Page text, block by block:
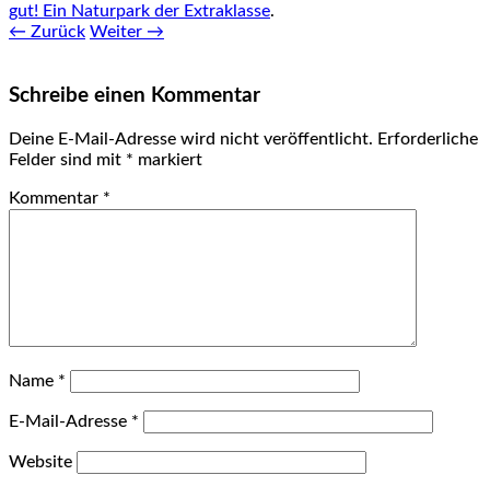
gut! Ein Naturpark der Extraklasse.
← Zurück Weiter →
Schreibe einen Kommentar
Deine E-Mail-Adresse wird nicht veröffentlicht. Erforderliche
Felder sind mit * markiert
Kommentar *
Name *
E-Mail-Adresse *
Website